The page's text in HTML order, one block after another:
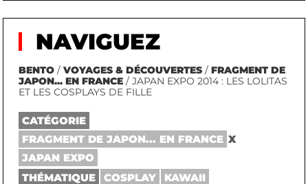
NAVIGUEZ
BENTO /VOYAGES & DÉCOUVERTES /FRAGMENT DE
JAPON... EN FRANCE / JAPAN EXPO 2014 : LES LOLITAS
ET LES COSPLAYS DE FILLE
CATÉGORIE
FRAGMENT DE JAPON... EN FRANCE X
JAPAN EXPO
THÉMATIQUE
COSPLAY KAWAII